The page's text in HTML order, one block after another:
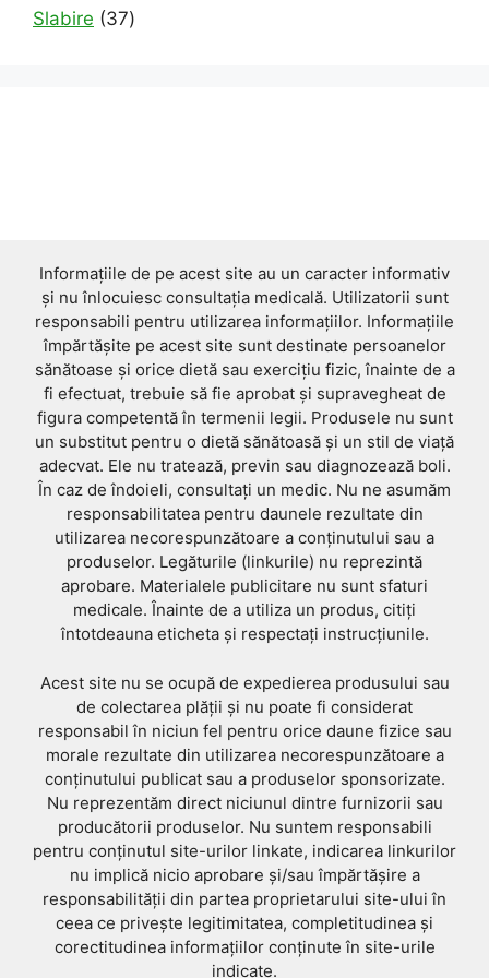
Slabire 3737
Informațiile de pe acest site au un caracter informativ
și nu înlocuiesc consultația medicală. Utilizatorii sunt
responsabili pentru utilizarea informațiilor. Informațiile
împărtășite pe acest site sunt destinate persoanelor
sănătoase și orice dietă sau exercițiu fizic, înainte de a
fi efectuat, trebuie să fie aprobat și supravegheat de
figura competentă în termenii legii. Produsele nu sunt
un substitut pentru o dietă sănătoasă și un stil de viață
adecvat. Ele nu tratează, previn sau diagnozează boli.
În caz de îndoieli, consultați un medic. Nu ne asumăm
responsabilitatea pentru daunele rezultate din
utilizarea necorespunzătoare a conținutului sau a
produselor. Legăturile (linkurile) nu reprezintă
aprobare. Materialele publicitare nu sunt sfaturi
medicale. Înainte de a utiliza un produs, citiți
întotdeauna eticheta și respectați instrucțiunile.
Acest site nu se ocupă de expedierea produsului sau
de colectarea plății și nu poate fi considerat
responsabil în niciun fel pentru orice daune fizice sau
morale rezultate din utilizarea necorespunzătoare a
conținutului publicat sau a produselor sponsorizate.
Nu reprezentăm direct niciunul dintre furnizorii sau
producătorii produselor. Nu suntem responsabili
pentru conținutul site-urilor linkate, indicarea linkurilor
nu implică nicio aprobare și/sau împărtășire a
responsabilității din partea proprietarului site-ului în
ceea ce privește legitimitatea, completitudinea și
corectitudinea informațiilor conținute în site-urile
indicate.